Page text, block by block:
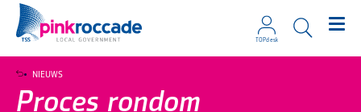
TOPdesk
Proces rondom
NIEUWS